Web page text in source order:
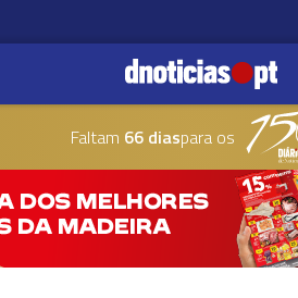
Faltam 66 diaspara os